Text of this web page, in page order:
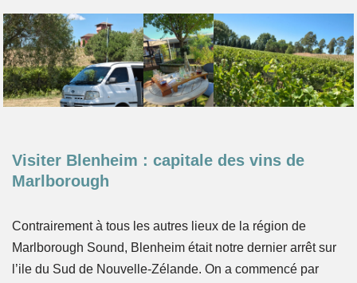
Visiter Blenheim : capitale des vins de
Marlborough
Contrairement à tous les autres lieux de la région de
Marlborough Sound, Blenheim était notre dernier arrêt sur
l’ile du Sud de Nouvelle-Zélande. On a commencé par